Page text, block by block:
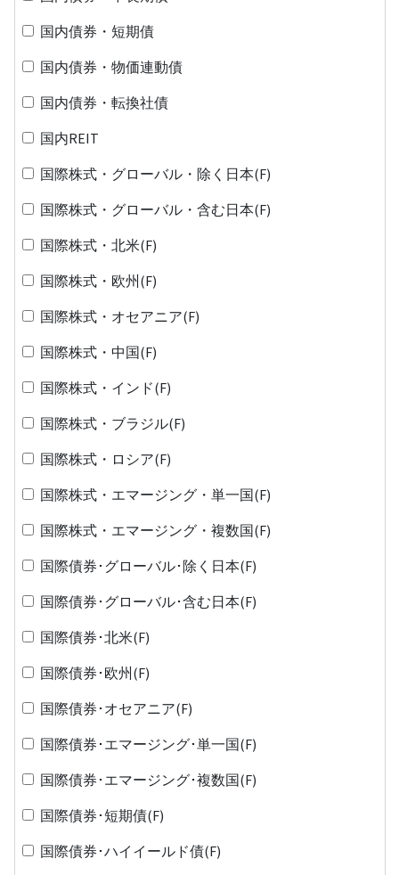
国内債券・短期債
国内債券・物価連動債
国内債券・転換社債
国内REIT
国際株式・グローバル・除く日本(F)
国際株式・グローバル・含む日本(F)
国際株式・北米(F)
国際株式・欧州(F)
国際株式・オセアニア(F)
国際株式・中国(F)
国際株式・インド(F)
国際株式・ブラジル(F)
国際株式・ロシア(F)
国際株式・エマージング・単一国(F)
国際株式・エマージング・複数国(F)
国際債券･グローバル･除く日本(F)
国際債券･グローバル･含む日本(F)
国際債券･北米(F)
国際債券･欧州(F)
国際債券･オセアニア(F)
国際債券･エマージング･単一国(F)
国際債券･エマージング･複数国(F)
国際債券･短期債(F)
国際債券･ハイイールド債(F)